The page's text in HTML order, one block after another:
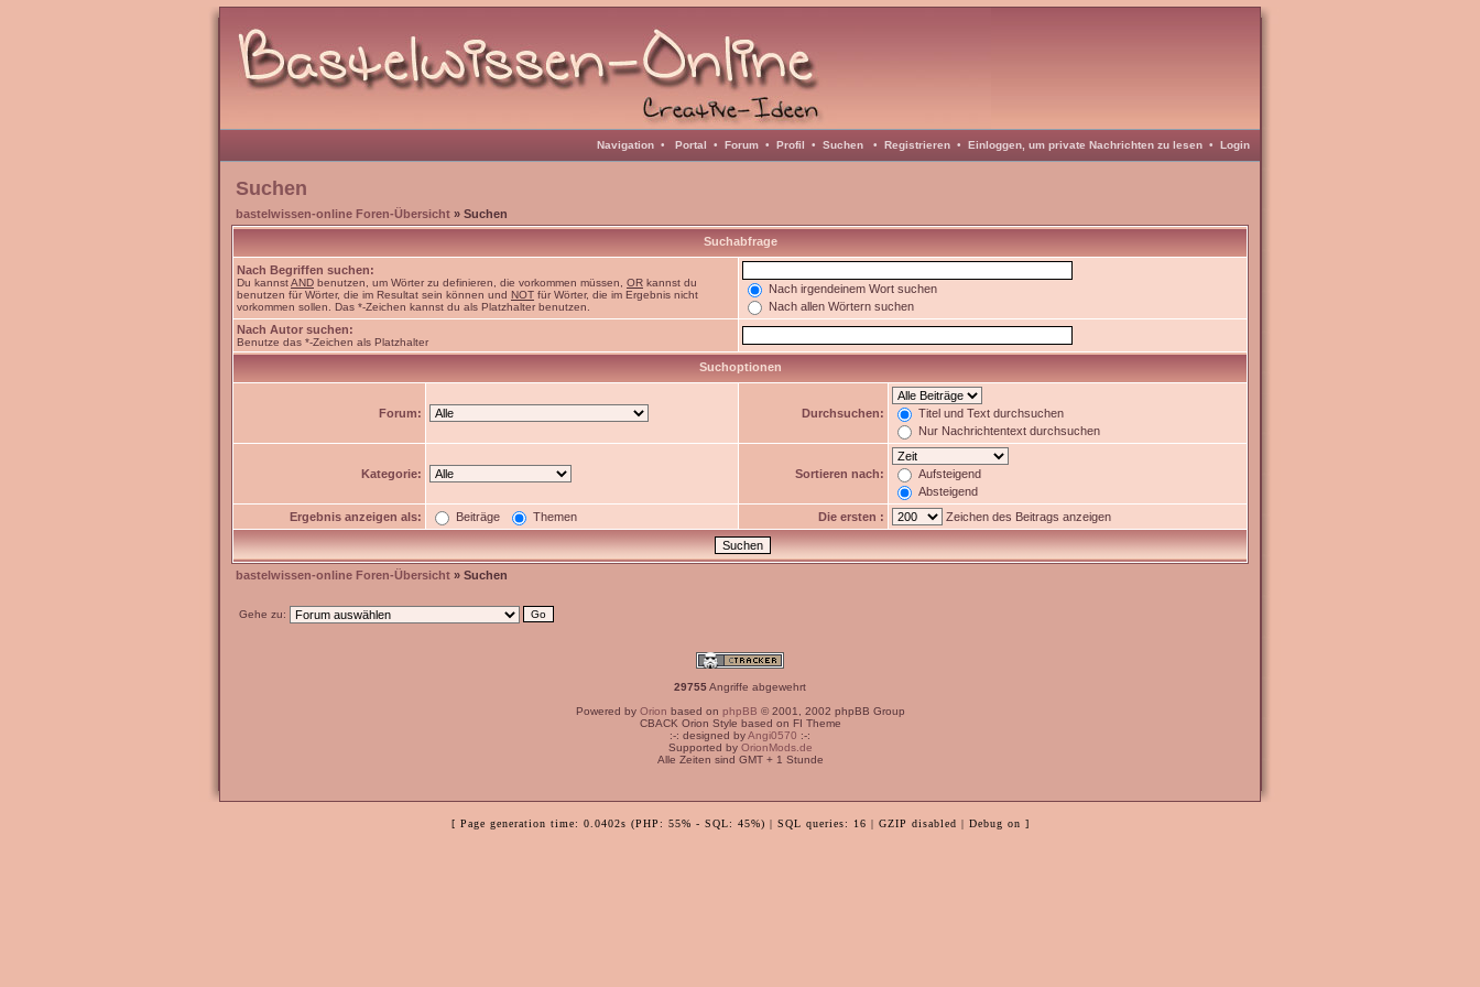
Navigation • Portal • Forum • Profil • Suchen • Registrieren • Einloggen, um private Nachrichten zu lesen • Login
Suchen
bastelwissen-online Foren-Übersicht » Suchen
Suchabfrage
Nach Begriffen suchen:
Du kannstAND benutzen, um Wörter zu definieren, die vorkommen müssen, OR kannst du
benutzen für Wörter, die im Resultat sein können und NOT für Wörter, die im Ergebnis nicht
vorkommen sollen. Das *-Zeichen kannst du als Platzhalter benutzen.
Nach irgendeinem Wort suchen
Nach allen Wörtern suchen
Nach Autor suchen:
Benutze das *-Zeichen als Platzhalter
Suchoptionen
Forum: Durchsuchen:
Titel und Text durchsuchen
Nur Nachrichtentext durchsuchen
Kategorie: Sortieren nach:
Aufsteigend
Absteigend
Ergebnis anzeigen als:
Beiträge Themen Die ersten : Zeichen des Beitrags anzeigen
bastelwissen-online Foren-Übersicht » Suchen
Gehe zu:
29755Angriffe abgewehrt
Powered by Orion based on phpBB © 2001, 2002 phpBB Group
CBACK Orion Style based on FI Theme
:-: designed byAngi0570 :-:
Supported by OrionMods.de
Alle Zeiten sind GMT + 1 Stunde
[ Page generation time: 0.0402s (PHP: 55% - SQL: 45%) | SQL queries: 16 | GZIP disabled | Debug on ]